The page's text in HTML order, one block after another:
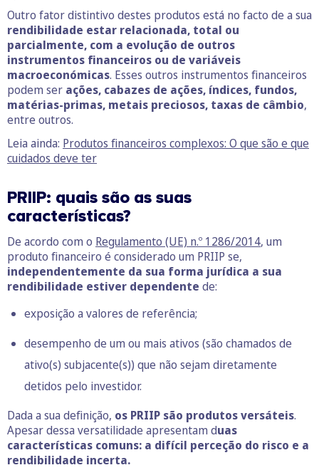
Outro fator distintivo destes produtos está no facto de a sua
rendibilidade estar relacionada, total ou
parcialmente, com a evolução de outros
instrumentos financeiros ou de variáveis
macroeconómicas. Esses outros instrumentos financeiros
podem ser ações, cabazes de ações, índices, fundos,
matérias-primas, metais preciosos, taxas de câmbio,
entre outros.
Leia ainda: Produtos financeiros complexos: O que são e que
cuidados deve ter
PRIIP: quais são as suas
características?
De acordo com o Regulamento (UE) n.º 1286/2014, um
produto financeiro é considerado um PRIIP se,
independentemente da sua forma jurídica a sua
rendibilidade estiver dependente de:
exposição a valores de referência;
desempenho de um ou mais ativos (são chamados de
ativo(s) subjacente(s)) que não sejam diretamente
detidos pelo investidor.
Dada a sua definição, os PRIIP são produtos versáteis.
Apesar dessa versatilidade apresentam duas
características comuns: a difícil perceção do risco e a
rendibilidade incerta.